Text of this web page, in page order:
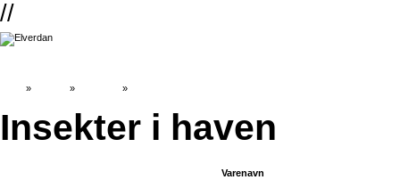
//
» » »
Insekter i haven
Varenavn